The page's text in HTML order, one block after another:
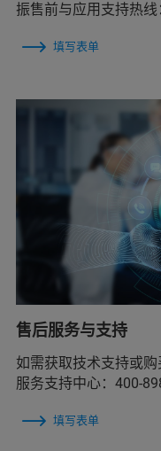
振售前与应用支持热
填写表单
售后服务与支持
如需获取技术支持或
服务支持中心：400-
填写表单